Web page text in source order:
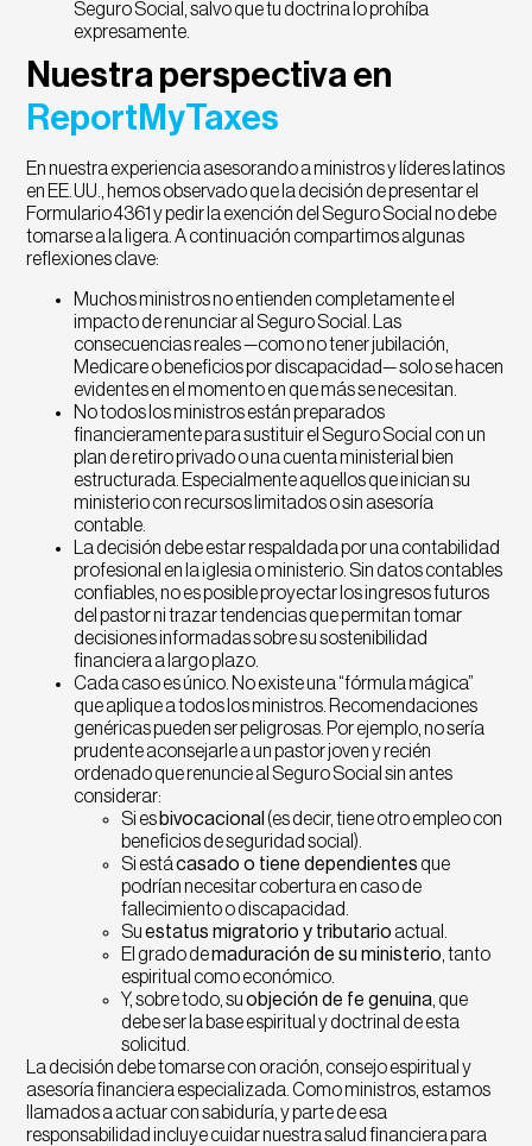
Seguro Social, salvo que tu doctrina lo prohíba
expresamente.
Nuestra perspectiva en
ReportMyTaxes
En nuestra experiencia asesorando a ministros y líderes latinos
en EE. UU., hemos observado que la decisión de presentar el
Formulario 4361 y pedir la exención del Seguro Social no debe
tomarse a la ligera. A continuación compartimos algunas
reflexiones clave:
Muchos ministros no entienden completamente el
impacto de renunciar al Seguro Social. Las
consecuencias reales —como no tener jubilación,
Medicare o beneficios por discapacidad— solo se hacen
evidentes en el momento en que más se necesitan.
No todos los ministros están preparados
financieramente para sustituir el Seguro Social con un
plan de retiro privado o una cuenta ministerial bien
estructurada. Especialmente aquellos que inician su
ministerio con recursos limitados o sin asesoría
contable.
La decisión debe estar respaldada por una contabilidad
profesional en la iglesia o ministerio. Sin datos contables
confiables, no es posible proyectar los ingresos futuros
del pastor ni trazar tendencias que permitan tomar
decisiones informadas sobre su sostenibilidad
financiera a largo plazo.
Cada caso es único. No existe una “fórmula mágica”
que aplique a todos los ministros. Recomendaciones
genéricas pueden ser peligrosas. Por ejemplo, no sería
prudente aconsejarle a un pastor joven y recién
ordenado que renuncie al Seguro Social sin antes
considerar:
Si es bivocacional (es decir, tiene otro empleo con
beneficios de seguridad social).
Si estácasado o tiene dependientes que
podrían necesitar cobertura en caso de
fallecimiento o discapacidad.
Suestatus migratorio y tributario actual.
El grado demaduración de su ministerio , tanto
espiritual como económico.
Y, sobre todo, suobjeción de fe genuina , que
debe ser la base espiritual y doctrinal de esta
solicitud.
La decisión debe tomarse con oración, consejo espiritual y
asesoría financiera especializada. Como ministros, estamos
llamados a actuar con sabiduría, y parte de esa
responsabilidad incluye cuidar nuestra salud financiera para